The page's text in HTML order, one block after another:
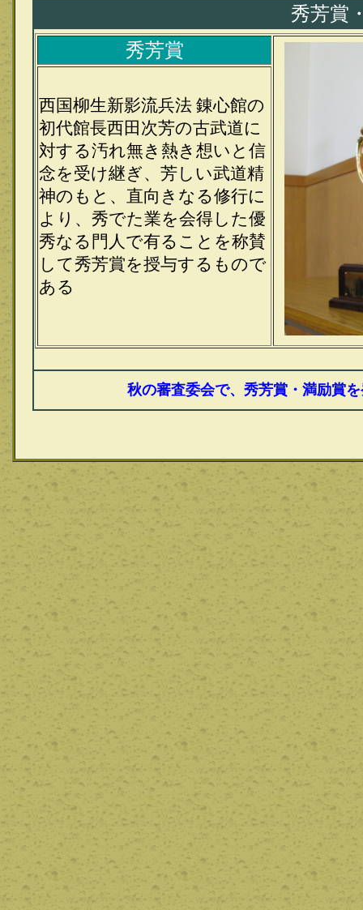
秀芳賞
秀芳賞
西国柳生新影流兵法 錬心館の
初代館長西田次芳の古武道に
対する汚れ無き熱き想いと信
念を受け継ぎ、芳しい武道精
神のもと、直向きなる修行に
より、秀でた業を会得した優
秀なる門人で有ることを称賛
して秀芳賞を授与するもので
ある
秋の審査委会で、秀芳賞・満励賞